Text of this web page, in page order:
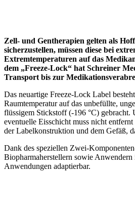
Zell- und Gentherapien gelten als
sicherzustellen, müssen diese bei
Extremtemperaturen auf das
dem „Freeze-Lock“ hat Schreiner
Transport bis zur
Das neuartige Freeze-Lock Label
Raumtemperatur auf das unbefüllte,
flüssigem Stickstoff (-196 °C) gebracht.
eventuelle Eisschicht muss nicht
der Labelkonstruktion und dem Gefäß,
Dank des speziellen Zwei-
Biopharmaherstellern sowie
Anwendungen adaptierbar.